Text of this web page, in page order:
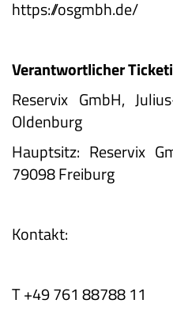
https://osgmbh.de/
Verantwortlicher
Reservix GmbH,
Oldenburg
Hauptsitz: Reservix
79098 Freiburg
Kontakt:
T +49 761 88788 11